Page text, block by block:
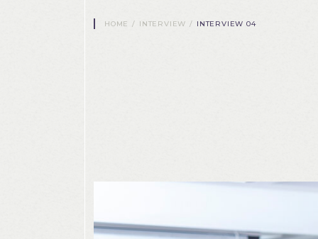
HOME / INTERVIEW / INTERVIEW 04